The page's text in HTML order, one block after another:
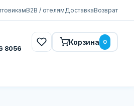
B2B / отелямДоставкаВозврат
8056
Корзина 0